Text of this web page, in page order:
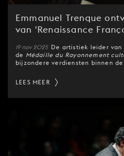
Emmanuel Trenque
van 'Renaissance
19 nov 2025 De artistiek leider
de Médaille du Rayonnement
bijzondere verdiensten binnen
LEES MEER